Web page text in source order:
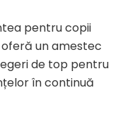
pentru copii
un amestec
de top pentru
în continuă